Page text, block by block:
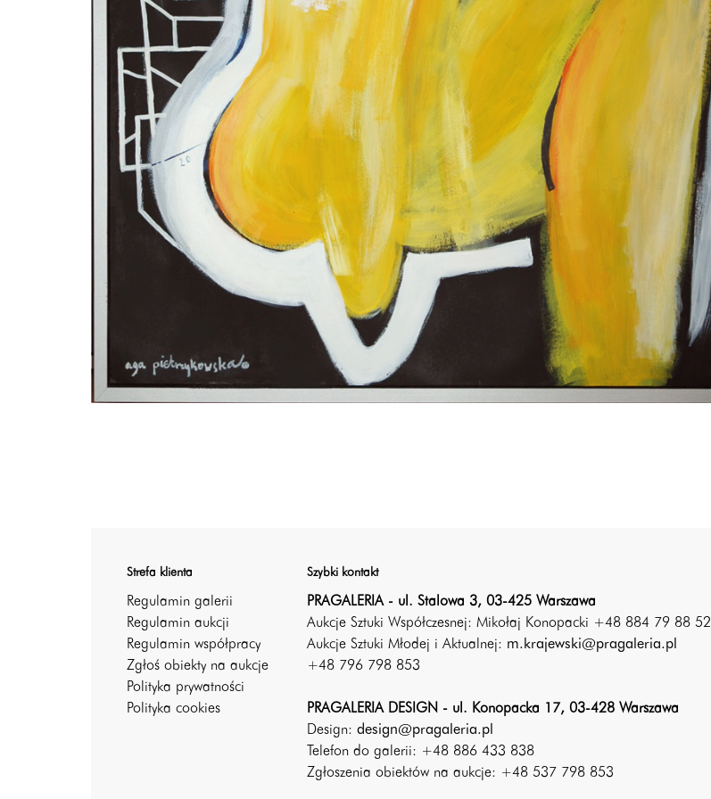
Strefa klienta
Regulamin galerii
Regulamin aukcji
Regulamin współpracy
Zgłoś obiekty na aukcje
Polityka prywatności
Polityka cookies
Szybki kontakt
PRAGALERIA - ul. Stalowa 3, 03-425 Warszawa
Aukcje Sztuki Współczesnej: Mikołaj Konopacki +48 884 79 88 52
Aukcje Sztuki Młodej i Aktualnej: m.krajewski@pragaleria.pl
+48 796 798 853
PRAGALERIA DESIGN - ul. Konopacka 17, 03-428 Warszawa
Design: design@pragaleria.pl
Telefon do galerii: +48 886 433 838
Zgłoszenia obiektów na aukcje: +48 537 798 853